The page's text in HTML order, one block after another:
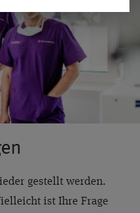
gestellt werden.
ist Ihre Frage